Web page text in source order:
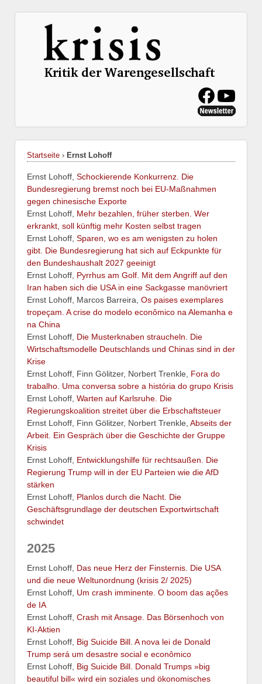
Startseite › Ernst Lohoff
Ernst Lohoff, Schockierende Konkurrenz. Die
Bundesregierung bremst noch bei EU-Maßnahmen
gegen chinesische Exporte
Ernst Lohoff, Mehr bezahlen, früher sterben. Wer
erkrankt, soll künftig mehr Kosten selbst tragen
Ernst Lohoff, Sparen, wo es am wenigsten zu holen
gibt. Die Bundesregierung hat sich auf Eckpunkte für
den Bundeshaushalt 2027 geeinigt
Ernst Lohoff, Pyrrhus am Golf. Mit dem Angriff auf den
Iran haben sich die USA in eine Sackgasse manövriert
Ernst Lohoff, Marcos Barreira, Os paises exemplares
tropeçam. A crise do modelo econômico na Alemanha e
na China
Ernst Lohoff, Die Musterknaben straucheln. Die
Wirtschaftsmodelle Deutschlands und Chinas sind in der
Krise
Ernst Lohoff, Finn Gölitzer, Norbert Trenkle, Fora do
trabalho. Uma conversa sobre a história do grupo Krisis
Ernst Lohoff, Warten auf Karlsruhe. Die
Regierungskoalition streitet über die Erbschaftsteuer
Ernst Lohoff, Finn Gölitzer, Norbert Trenkle, Abseits der
Arbeit. Ein Gespräch über die Geschichte der Gruppe
Krisis
Ernst Lohoff, Entwicklungshilfe für rechtsaußen. Die
Regierung Trump will in der EU Parteien wie die AfD
stärken
Ernst Lohoff, Planlos durch die Nacht. Die
Geschäftsgrundlage der deutschen Exportwirtschaft
schwindet
2025
Ernst Lohoff, Das neue Herz der Finsternis. Die USA
und die neue Weltunordnung (krisis 2/ 2025)
Ernst Lohoff, Um crash imminente. O boom das ações
de IA
Ernst Lohoff, Crash mit Ansage. Das Börsenhoch von
KI-Aktien
Ernst Lohoff, Big Suicide Bill. A nova lei de Donald
Trump será um desastre social e econômico
Ernst Lohoff, Big Suicide Bill. Donald Trumps »big
beautiful bill« wird ein soziales und ökonomisches